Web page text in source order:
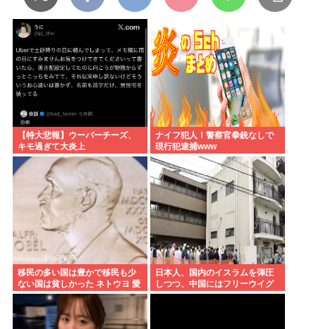
【特大悲報】ウーバーチーズ、
キモ過ぎて大炎上
ナイフ犯人！警察官拳銃なしで
現行犯逮捕www
移民の多い国は豊かで移民も少
ない国は貧しかった ネトウヨ 愛
国保守、また嘘で扇動し日本破
壊成功
日本人、国内のイスラムを弾圧
しつつ、中国にはフリーウイグ
ル(ウイグルはほぼムスリム)を叫